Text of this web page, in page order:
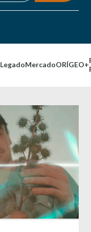
LegadoMercadoORÍGEO+